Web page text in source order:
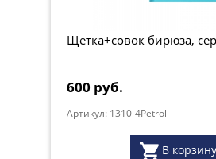
Щетка+совок бирюза,
600 руб.
Артикул: 1310-4Petrol
В корзину